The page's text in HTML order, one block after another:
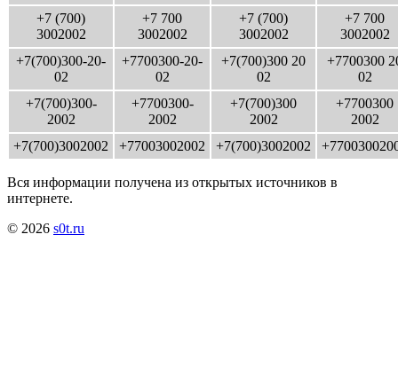
+7 (700)
3002002
+7 700
3002002
+7 (700)
3002002
+7 700
3002002
+7(700)300-20-
02
+7700300-20-
02
+7(700)300 20
02
+7700300
02
+7(700)300-
2002
+7700300-
2002
+7(700)300
2002
+7700300
2002
+7(700)3002002
+77003002002 +7(700)3002002
Вся информации получена из открытых источников в
интернете.
© 2026 s0t.ru